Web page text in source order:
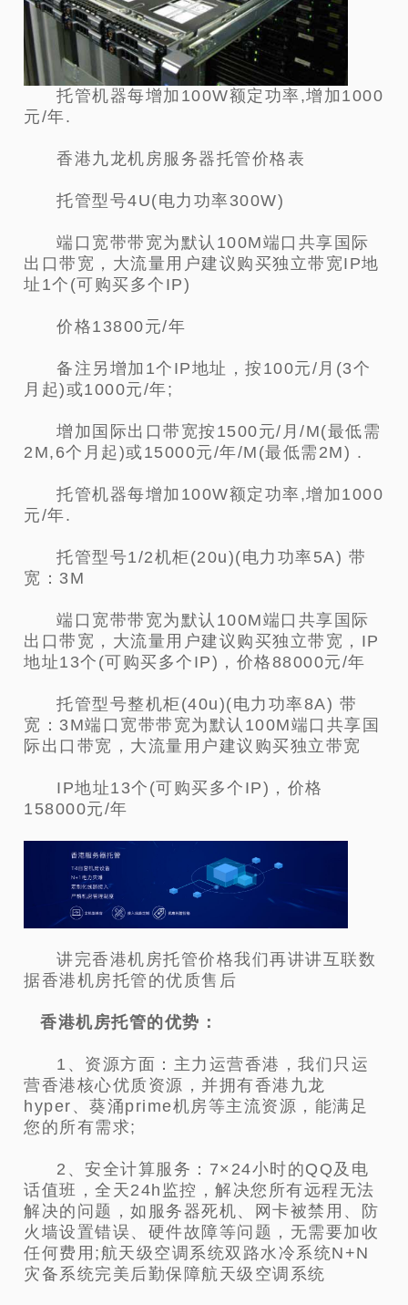
托管机器每增加100W额定功率,增加1000
元/年.
香港九龙机房服务器托管价格表
托管型号4U(电力功率300W)
端口宽带带宽为默认100M端口共享国际
出口带宽，大流量用户建议购买独立带宽IP地
址1个(可购买多个IP)
价格13800元/年
备注另增加1个IP地址，按100元/月(3个
月起)或1000元/年;
增加国际出口带宽按1500元/月/M(最低需
2M,6个月起)或15000元/年/M(最低需2M) .
托管机器每增加100W额定功率,增加1000
元/年.
托管型号1/2机柜(20u)(电力功率5A) 带
宽：3M
端口宽带带宽为默认100M端口共享国际
出口带宽，大流量用户建议购买独立带宽，IP
地址13个(可购买多个IP)，价格88000元/年
托管型号整机柜(40u)(电力功率8A) 带
宽：3M端口宽带带宽为默认100M端口共享国
际出口带宽，大流量用户建议购买独立带宽
IP地址13个(可购买多个IP)，价格
158000元/年
讲完香港机房托管价格我们再讲讲互联数
据香港机房托管的优质售后
香港机房托管的优势：
1、资源方面：主力运营香港，我们只运
营香港核心优质资源，并拥有香港九龙
hyper、葵涌prime机房等主流资源，能满足
您的所有需求;
2、安全计算服务：7×24小时的QQ及电
话值班，全天24h监控，解决您所有远程无法
解决的问题，如服务器死机、网卡被禁用、防
火墙设置错误、硬件故障等问题，无需要加收
任何费用;航天级空调系统双路水冷系统N+N
灾备系统完美后勤保障航天级空调系统